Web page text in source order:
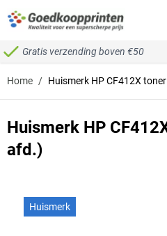
Ga naar de inhoud
Gratis verzending boven €50
Home / Huismerk HP CF412X
Huismerk HP
afd.)
Huismerk